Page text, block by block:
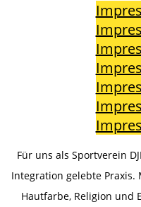
Für uns als Sportverein
Integration gelebte
Hautfarbe, Religion und